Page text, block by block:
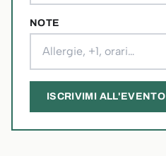
NOTE
ISCRIVIMI ALL'EVENTO